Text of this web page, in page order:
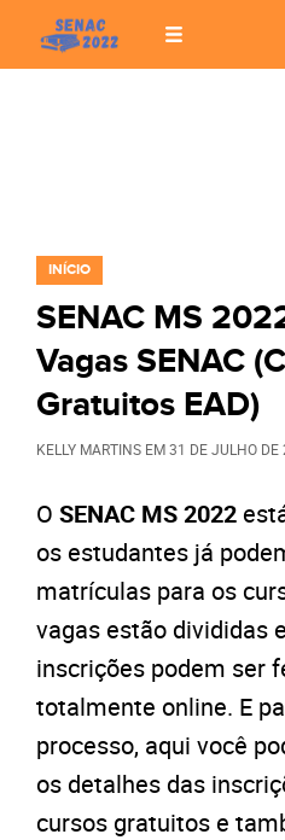
INÍCIO
SENAC MS
Vagas SENAC
Gratuitos EAD)
KELLY MARTINS EM31 DE JULHO DE
O SENAC MS 2022
os estudantes já
matrículas para os
vagas estão divididas
inscrições podem ser
totalmente online. E
processo, aqui você
os detalhes das
cursos gratuitos e